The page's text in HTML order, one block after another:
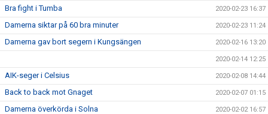
Bra fight i Tumba 2020-02-23 16:37
Damerna siktar på 60 bra minuter 2020-02-23 11:24
Damerna gav bort segern i Kungsängen 2020-02-16 13:20
2020-02-14 12:25
AIK-seger i Celsius 2020-02-08 14:44
Back to back mot Gnaget 2020-02-07 01:15
Damerna överkörda i Solna 2020-02-02 16:57